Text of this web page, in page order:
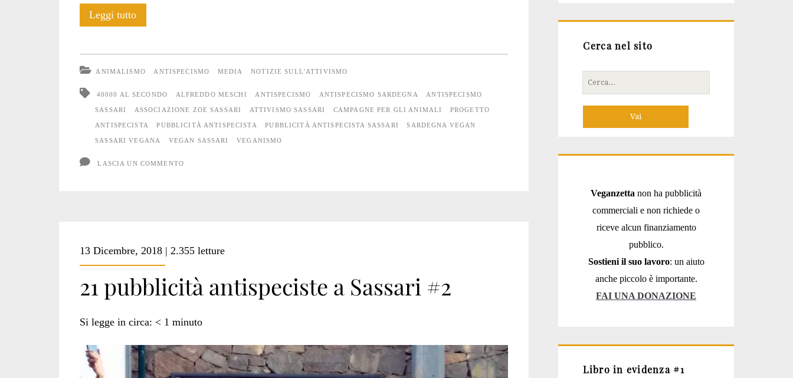
Leggi tutto50
Sassari
per
ANIMALISMO ANTISPECISMO MEDIA NOTIZIE SULL'ATTIVISMO
40000 AL SECONDO ALFREDDO MESCHI ANTISPECISMO ANTISPECISMO SARDEGNA ANTISPECISMO
SASSARI ASSOCIAZIONE ZOE SASSARI ATTIVISMO SASSARI CAMPAGNE PER GLI ANIMALI PROGETTO
ANTISPECISTA PUBBLICITÀ ANTISPECISTA PUBBLICITÀ ANTISPECISTA SASSARI SARDEGNA VEGAN
SASSARI VEGANA VEGAN SASSARI VEGANISMO
LASCIA UN COMMENTO
13 Dicembre, 2018 | 2.355 letture
21 pubblicità antispeciste a Sassari #2
Si legge in circa: < 1 minuto
Cerca nel sito
Cerca
per:
Veganzetta non ha pubblicità
commerciali e non richiede o
riceve alcun finanziamento
pubblico.
Sostieni il suo lavoro: un aiuto
anche piccolo è importante.
FAI UNA DONAZIONE
Libro in evidenza #1